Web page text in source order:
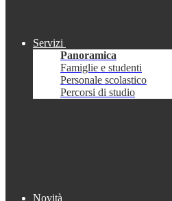
Servizi
Panoramica
Famiglie e studenti
Personale scolastico
Percorsi di studio
Novità